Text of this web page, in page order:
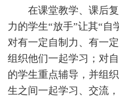
在课堂教学、课后
力的学生“放手”让其“自
对有一定自制力、有一
组织他们一起学习；对
的学生重点辅导，并组
生之间一起学习、交流